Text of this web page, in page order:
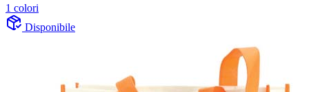
1 colori
Disponibile